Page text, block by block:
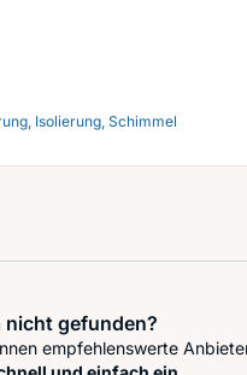
Isolierung, Schimmel
nicht gefunden?
empfehlenswerte